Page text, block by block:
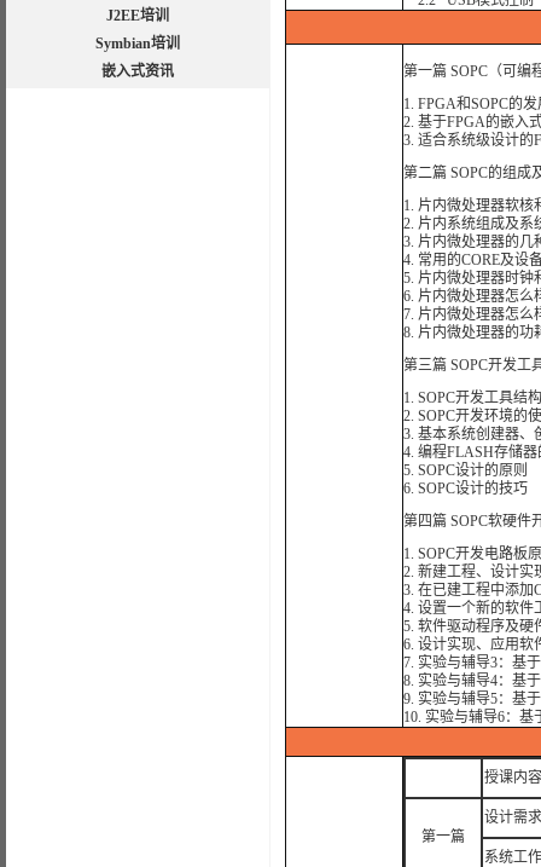
J2EE培训
Symbian培训
嵌入式资讯
第一篇 SOPC（可编
1. FPGA和SOPC的发
2. 基于FPGA的嵌入
3. 适合系统级设计的
第二篇 SOPC的组成
1. 片内微处理器软核
2. 片内系统组成及系
3. 片内微处理器的几
4. 常用的CORE及设
5. 片内微处理器时钟
6. 片内微处理器怎么
7. 片内微处理器怎么
8. 片内微处理器的功
第三篇 SOPC开发工
1. SOPC开发工具结构
2. SOPC开发环境的
3. 基本系统创建器、
4. 编程FLASH存储
5. SOPC设计的原则
6. SOPC设计的技巧
第四篇 SOPC软硬件
1. SOPC开发电路板
2. 新建工程、设计实
3. 在已建工程中添加
4. 设置一个新的软件
5. 软件驱动程序及硬
6. 设计实现、应用软
7. 实验与辅导3：基
8. 实验与辅导4：基
9. 实验与辅导5：基
10. 实验与辅导6：基
授课内容
第一篇
设计需
系统工